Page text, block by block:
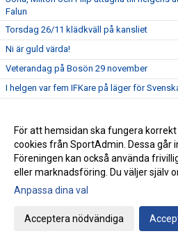
Falun
Torsdag 26/11 klädkväll på kansliet
Ni är guld värda!
Veterandag på Bosön 29 november
I helgen var fem IFKare på läger för
Glitter – IFK-galans tema
Staffan skriver på Friidrottstorget om att
antalet utövare
Grattis Kalle, Sebbe och Sebbe till
terräng
Klädprovning och julkampanj!
För att hemsidan ska fungera
cookies från SportAdmin. Dessa går
Föreningen kan också använda
eller marknadsföring. Du väljer själv
Anpassa dina val
Acceptera nödvändiga